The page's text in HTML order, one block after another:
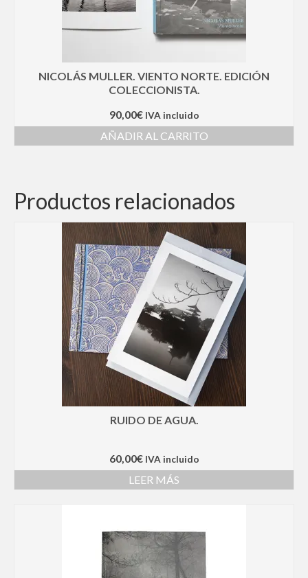
NICOLÁS MULLER. VIENTO NORTE. EDICIÓN
COLECCIONISTA.
90,00€ IVA incluido
AÑADIR AL CARRITO
Productos relacionados
RUIDO DE AGUA.
60,00€ IVA incluido
LEER MÁS